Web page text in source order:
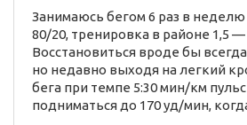
Занимаюсь бегом 6 раз в
80/20, тренировка в районе 1,5 —
Восстановиться вроде бы
но недавно выходя на легкий
бега при темпе 5:30 мин/км
подниматься до 170 уд/мин,